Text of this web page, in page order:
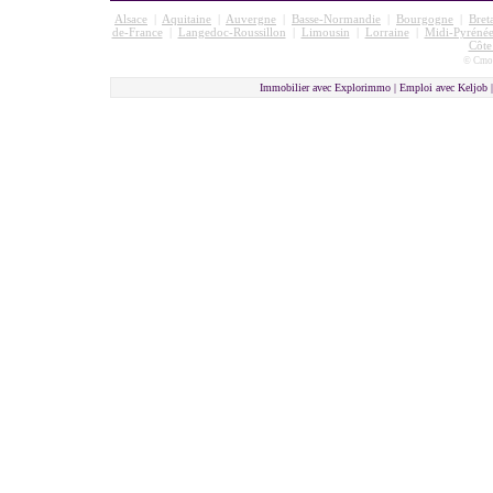
Alsace Aquitaine Auvergne Basse-Normandie Bourgogne
de-France| Langedoc-Roussillon Limousin Lorraine|
Midi-
©
Immobilier avec Explorimmo | Emploi avec Keljob